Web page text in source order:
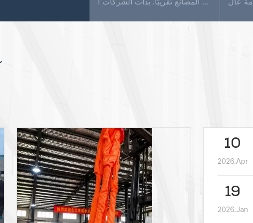
10
2026.Apr
19
2026.Jan